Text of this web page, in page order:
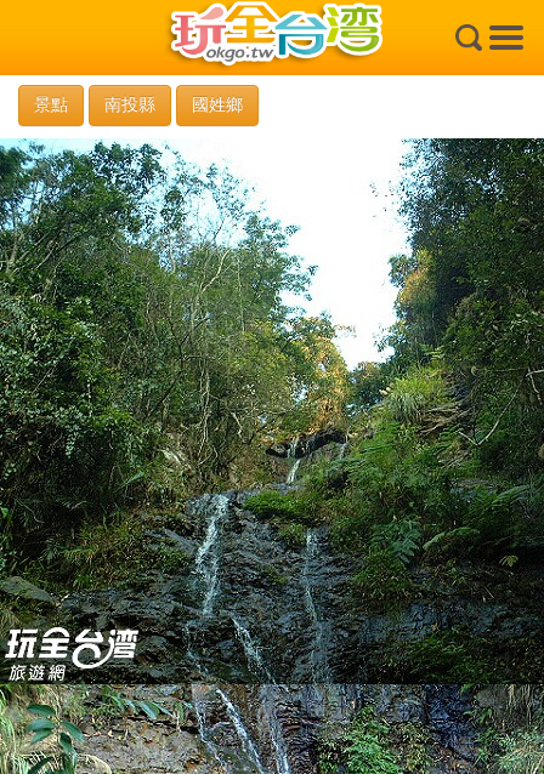
×
景點 南投縣 國姓鄉